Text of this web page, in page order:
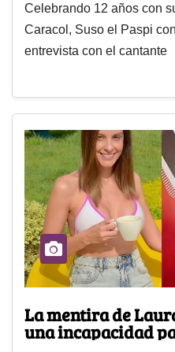
Celebrando 12 años con
Caracol, Suso el Paspi
entrevista con el cantante
La mentira de
una incapacidad